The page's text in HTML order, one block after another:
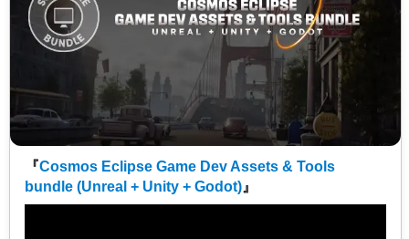
『Cosmos Eclipse Game Dev Assets & Tools
bundle (Unreal + Unity + Godot) 』